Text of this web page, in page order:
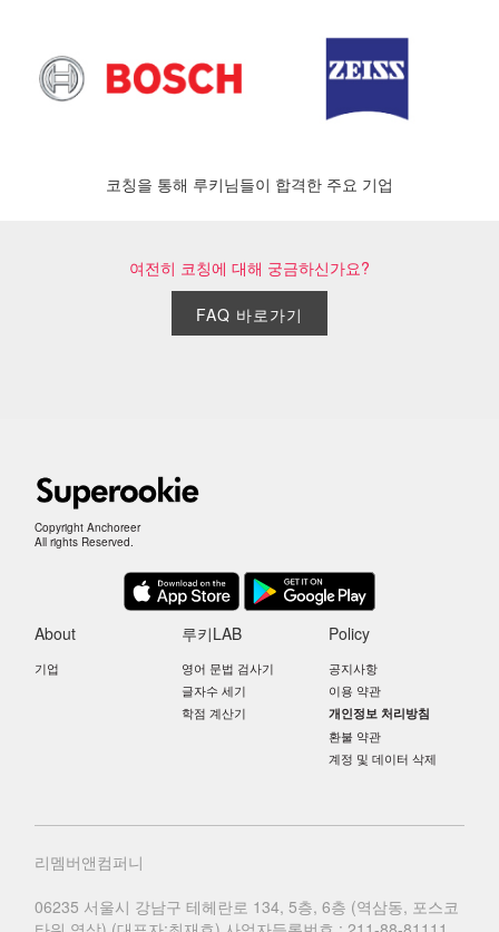
코칭을 통해 루키님들이 합격한 주요 기업
여전히 코칭에 대해 궁금하신가요?
FAQ 바로가기
Copyright Anchoreer
All rights Reserved.
About
기업
루키LAB
영어 문법 검사기
글자수 세기
학점 계산기
Policy
공지사항
이용 약관
개인정보 처리방침
환불 약관
계정 및 데이터 삭제
리멤버앤컴퍼니
06235 서울시 강남구 테헤란로 134, 5층, 6층 (역삼동, 포스코